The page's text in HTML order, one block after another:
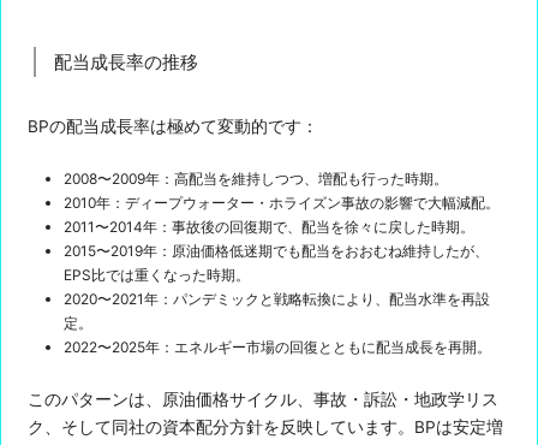
配当成長率の推移
BPの配当成長率は極めて変動的です：
2008〜2009年：高配当を維持しつつ、増配も行った時期。
2010年：ディープウォーター・ホライズン事故の影響で大幅減配。
2011〜2014年：事故後の回復期で、配当を徐々に戻した時期。
2015〜2019年：原油価格低迷期でも配当をおおむね維持したが、
EPS比では重くなった時期。
2020〜2021年：パンデミックと戦略転換により、配当水準を再設
定。
2022〜2025年：エネルギー市場の回復とともに配当成長を再開。
このパターンは、原油価格サイクル、事故・訴訟・地政学リス
ク、そして同社の資本配分方針を反映しています。BPは安定増